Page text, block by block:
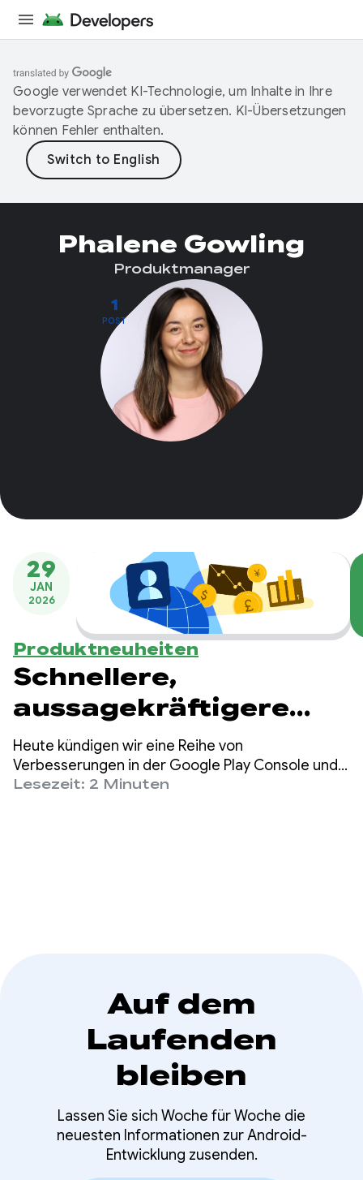
Google verwendet KI-Technologie, um Inhalte in Ihre
bevorzugte Sprache zu übersetzen. KI-Übersetzungen
können Fehler enthalten.
1
POST
Phalene Gowling
Produktmanager
29
JAN
2026
Produktneuheiten
Schnellere,
aussagekräftigere
Monetarisierungsdate
n und Empfehlungen
Heute kündigen wir eine Reihe von
Verbesserungen in der Google Play Console und
darüber hinaus an, die Ihnen einen besseren
Lesezeit: 2 Minuten
Auf dem
Laufenden
bleiben
Lassen Sie sich Woche für Woche die
neuesten Informationen zur Android-
Entwicklung zusenden.